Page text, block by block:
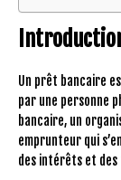
Un prêt bancaire
par une personne
bancaire, un
emprunteur qui
des intérêts et des